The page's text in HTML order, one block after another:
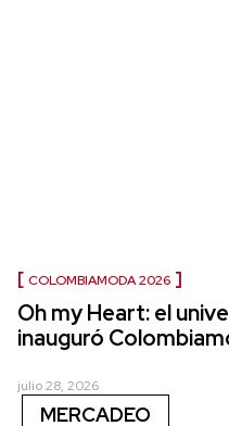
COLOMBIAMODA 2026
Oh my Heart: el
inauguró
julio 28, 2026
MERCADEO